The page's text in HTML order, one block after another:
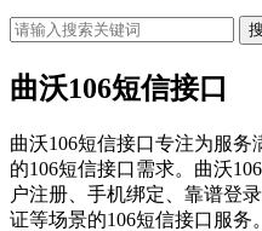
曲沃106短信接口
曲沃106短信接口专注为服
的106短信接口需求。曲沃
户注册、手机绑定、靠谱登
证等场景的106短信接口服务